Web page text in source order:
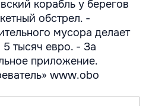
корабль у берегов
обстрел. -
мусора делает
тысяч евро. - За
приложение.
www.obo